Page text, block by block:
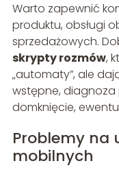
Warto zapewnić
produktu, obsługi
sprzedażowych.
skrypty rozmów,
„automaty”, ale
wstępne,
domknięcie,
Problemy na
mobilnych